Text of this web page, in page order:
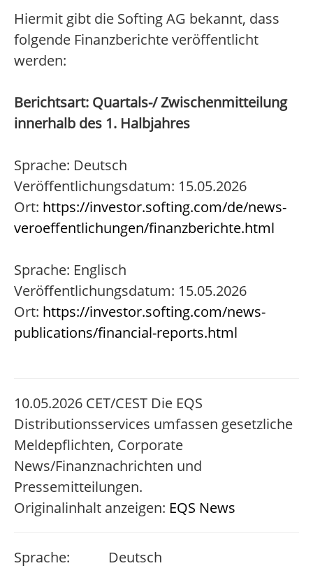
Hiermit gibt die Softing AG bekannt, dass
folgende Finanzberichte veröffentlicht
werden:
Berichtsart: Quartals-/ Zwischenmitteilung
innerhalb des 1. Halbjahres
Sprache: Deutsch
Veröffentlichungsdatum: 15.05.2026
Ort: https://investor.softing.com/de/news-
veroeffentlichungen/finanzberichte.html
Sprache: Englisch
Veröffentlichungsdatum: 15.05.2026
Ort: https://investor.softing.com/news-
publications/financial-reports.html
10.05.2026 CET/CEST Die EQS
Distributionsservices umfassen gesetzliche
Meldepflichten, Corporate
News/Finanznachrichten und
Pressemitteilungen.
Originalinhalt anzeigen: EQS News
Sprache:
Deutsch